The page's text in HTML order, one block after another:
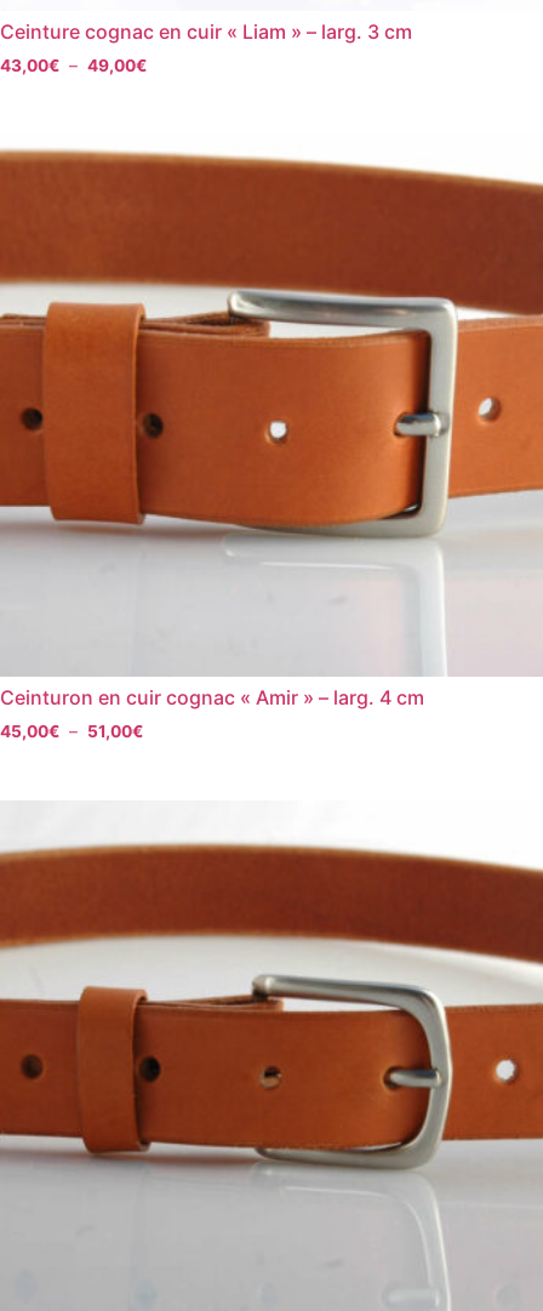
Ceinture cognac en cuir « Liam » – larg. 3 cm
43,00€ – 49,00€
Ceinturon en cuir cognac « Amir » – larg. 4 cm
45,00€ – 51,00€